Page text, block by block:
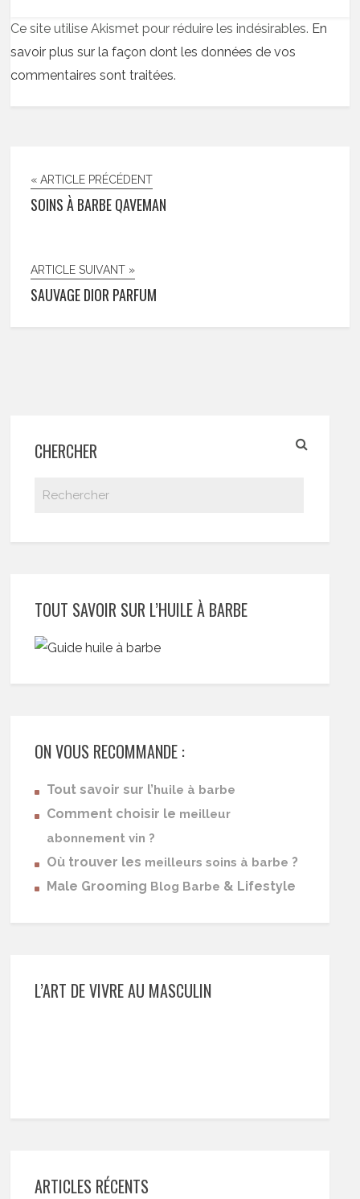
Ce site utilise Akismet pour réduire les indésirables. En
savoir plus sur la façon dont les données de vos
commentaires sont traitées.
« ARTICLE PRÉCÉDENT
SOINS À BARBE QAVEMAN
ARTICLE SUIVANT »
SAUVAGE DIOR PARFUM
CHERCHER
TOUT SAVOIR SUR L’HUILE À BARBE
ON VOUS RECOMMANDE :
Tout savoir sur l’huile à barbe
Comment choisir le meilleur
abonnement vin ?
Où trouver les meilleurs soins à barbe ?
Male Grooming Blog Barbe & Lifestyle
L’ART DE VIVRE AU MASCULIN
ARTICLES RÉCENTS